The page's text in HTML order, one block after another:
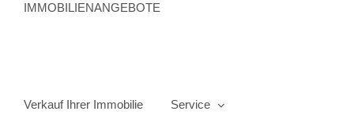
IMMOBILIENANGEBOTE
Verkauf Ihrer Immobilie Service